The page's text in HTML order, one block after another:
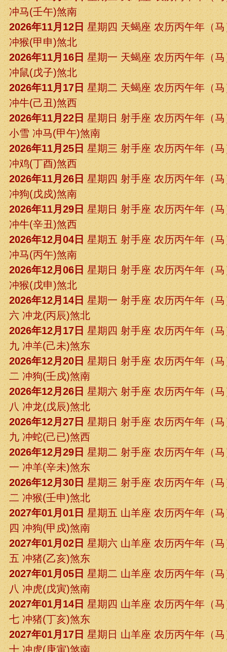
冲马(壬午)煞南
2026年11月12日 星期四 天蝎座 农历丙午年（
冲猴(甲申)煞北
2026年11月16日 星期一 天蝎座 农历丙午年（
冲鼠(戊子)煞北
2026年11月17日 星期二 天蝎座 农历丙午年（
冲牛(己丑)煞西
2026年11月22日 星期日 射手座 农历丙午年（
小雪 冲马(甲午)煞南
2026年11月25日 星期三 射手座 农历丙午年（
冲鸡(丁酉)煞西
2026年11月26日 星期四 射手座 农历丙午年（
冲狗(戊戍)煞南
2026年11月29日 星期日 射手座 农历丙午年（
冲牛(辛丑)煞西
2026年12月04日 星期五 射手座 农历丙午年（
冲马(丙午)煞南
2026年12月06日 星期日 射手座 农历丙午年（
冲猴(戊申)煞北
2026年12月14日 星期一 射手座 农历丙午年（
六 冲龙(丙辰)煞北
2026年12月17日 星期四 射手座 农历丙午年（
九 冲羊(己未)煞东
2026年12月20日 星期日 射手座 农历丙午年（
二 冲狗(壬戍)煞南
2026年12月26日 星期六 射手座 农历丙午年（
八 冲龙(戊辰)煞北
2026年12月27日 星期日 射手座 农历丙午年（
九 冲蛇(己已)煞西
2026年12月29日 星期二 射手座 农历丙午年（
一 冲羊(辛未)煞东
2026年12月30日 星期三 射手座 农历丙午年（
二 冲猴(壬申)煞北
2027年01月01日 星期五 山羊座 农历丙午年（
四 冲狗(甲戍)煞南
2027年01月02日 星期六 山羊座 农历丙午年（
五 冲猪(乙亥)煞东
2027年01月05日 星期二 山羊座 农历丙午年（
八 冲虎(戊寅)煞南
2027年01月14日 星期四 山羊座 农历丙午年（
七 冲猪(丁亥)煞东
2027年01月17日 星期日 山羊座 农历丙午年（
十 冲虎(庚寅)煞南